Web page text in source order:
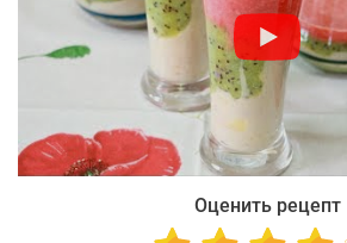
Оценить рецепт